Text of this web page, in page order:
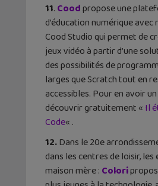
11. Coodpropose une
d’éducation numérique
Cood Studio qui permet de
jeux vidéo à partir d’une
des possibilités de
larges que Scratch tout en
accessibles. Pour en avoir
découvrir gratuitement « Il
Code« .
12.Dans le 20e
dans les centres de loisir, les
maison mère : Colori